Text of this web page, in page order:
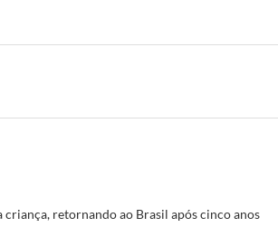
retornando ao Brasil após cinco anos